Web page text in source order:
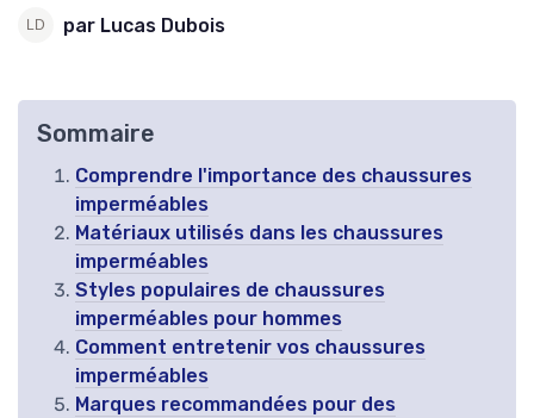
par Lucas Dubois
Sommaire
Comprendre l'importance des chaussures
imperméables
Matériaux utilisés dans les chaussures
imperméables
Styles populaires de chaussures
imperméables pour hommes
Comment entretenir vos chaussures
imperméables
Marques recommandées pour des